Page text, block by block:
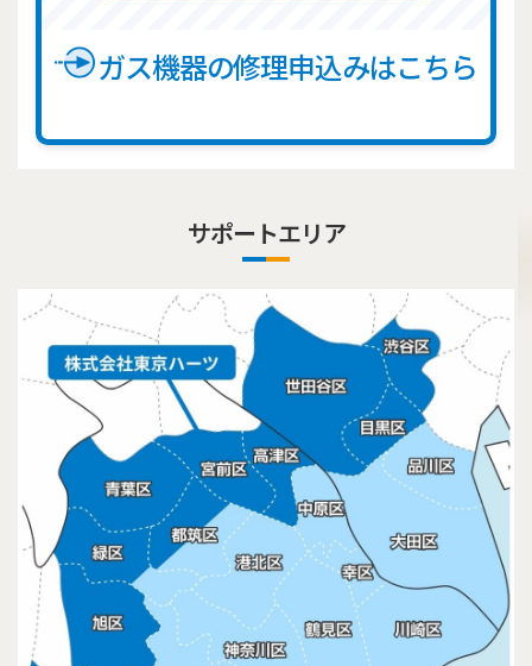
ガス機器の修理申込みはこちら
サポートエリア